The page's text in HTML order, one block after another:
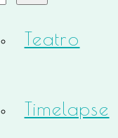
Teatro
Timelapse